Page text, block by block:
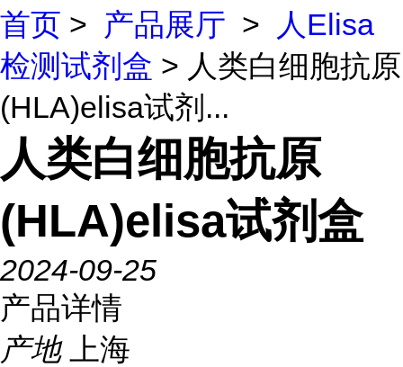
首页 > 产品展厅 >
人Elisa
检测试剂盒 > 人类白细胞抗原
(HLA)elisa试剂...
人类白细胞抗原
(HLA)elisa试剂盒
2024-09-25
产品详情
产地
上海